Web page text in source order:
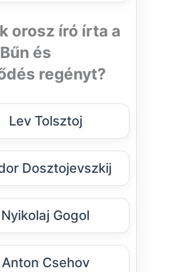
orosz író írta a
és
regényt?
Lev Tolsztoj
Dosztojevszkij
Nyikolaj Gogol
Anton Csehov